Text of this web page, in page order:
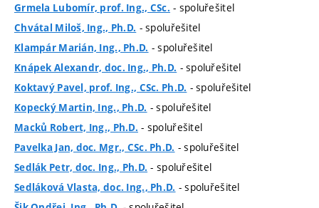
Grmela Lubomír, prof. Ing., CSc. - spoluřešitel
Chvátal Miloš, Ing., Ph.D. - spoluřešitel
Klampár Marián, Ing., Ph.D. - spoluřešitel
Knápek Alexandr, doc. Ing., Ph.D. - spoluřešitel
Koktavý Pavel, prof. Ing., CSc. Ph.D. - spoluřešitel
Kopecký Martin, Ing., Ph.D. - spoluřešitel
Macků Robert, Ing., Ph.D. - spoluřešitel
Pavelka Jan, doc. Mgr., CSc. Ph.D. - spoluřešitel
Sedlák Petr, doc. Ing., Ph.D. - spoluřešitel
Sedláková Vlasta, doc. Ing., Ph.D. - spoluřešitel